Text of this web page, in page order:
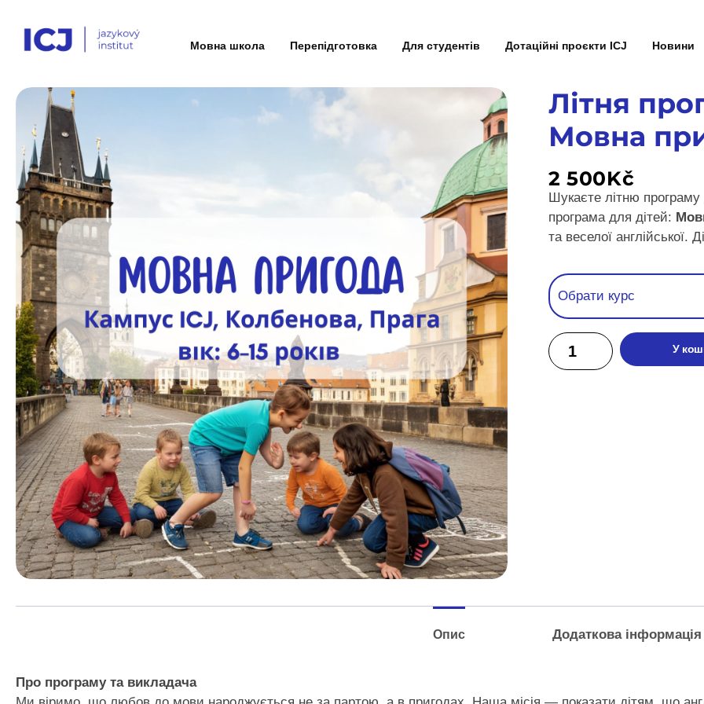
Мовна школа Перепідготовка Для студентів Дотаційні проєкти ICJ Новини
Літня
Мовна
2 500Kč
Шукаєте літню програму
програма для дітей:
та веселої англійської.
У
Опис Додаткова інформація
Про програму та викладача